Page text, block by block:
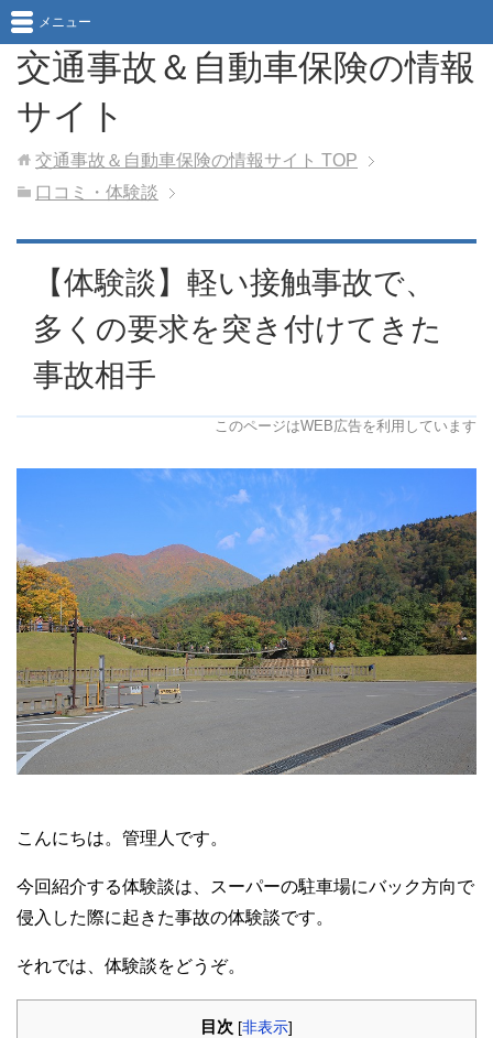
交通事故＆自動車保険の情報
サイト
メニュー
交通事故＆自動車保険の情報サイト TOP
口コミ・体験談
【体験談】軽い接触事故で、
多くの要求を突き付けてきた
事故相手
このページはWEB広告を利用しています
こんにちは。管理人です。
今回紹介する体験談は、スーパーの駐車場にバック方向で
侵入した際に起きた事故の体験談です。
それでは、体験談をどうぞ。
目次 [非表示]